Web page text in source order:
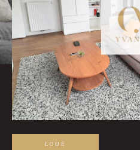
LOUÉ
Pièces
0 1 2
Ville
Surface